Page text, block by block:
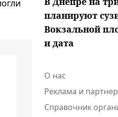
планируют
Вокзальной
и дата
О нас
Реклама и
Справочник